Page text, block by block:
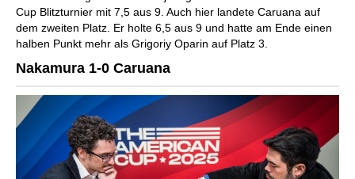
Cup Blitzturnier mit 7,5 aus 9. Auch hier landete Caruana auf
dem zweiten Platz. Er holte 6,5 aus 9 und hatte am Ende einen
halben Punkt mehr als Grigoriy Oparin auf Platz 3.
Nakamura 1-0 Caruana